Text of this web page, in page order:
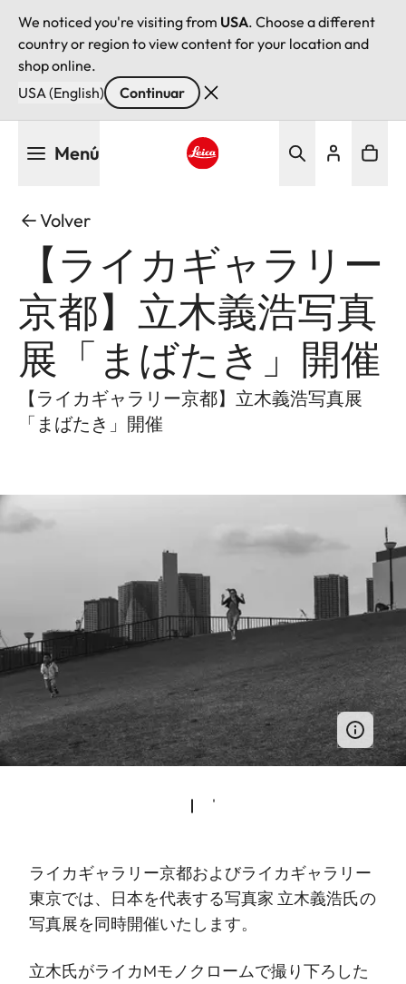
We noticed you're visiting from USA. Choose a different
country or region to view content for your location and
shop online.
USA (English)
Continuar
Menú
Volver
【ライカギャラリー
京都】立木義浩写真
展「まばたき」開催
【ライカギャラリー京都】立木義浩写真展
「まばたき」開催
ライカギャラリー京都およびライカギャラリー
東京では、日本を代表する写真家 立木義浩氏の
写真展を同時開催いたします。
立木氏がライカMモノクロームで撮り下ろした